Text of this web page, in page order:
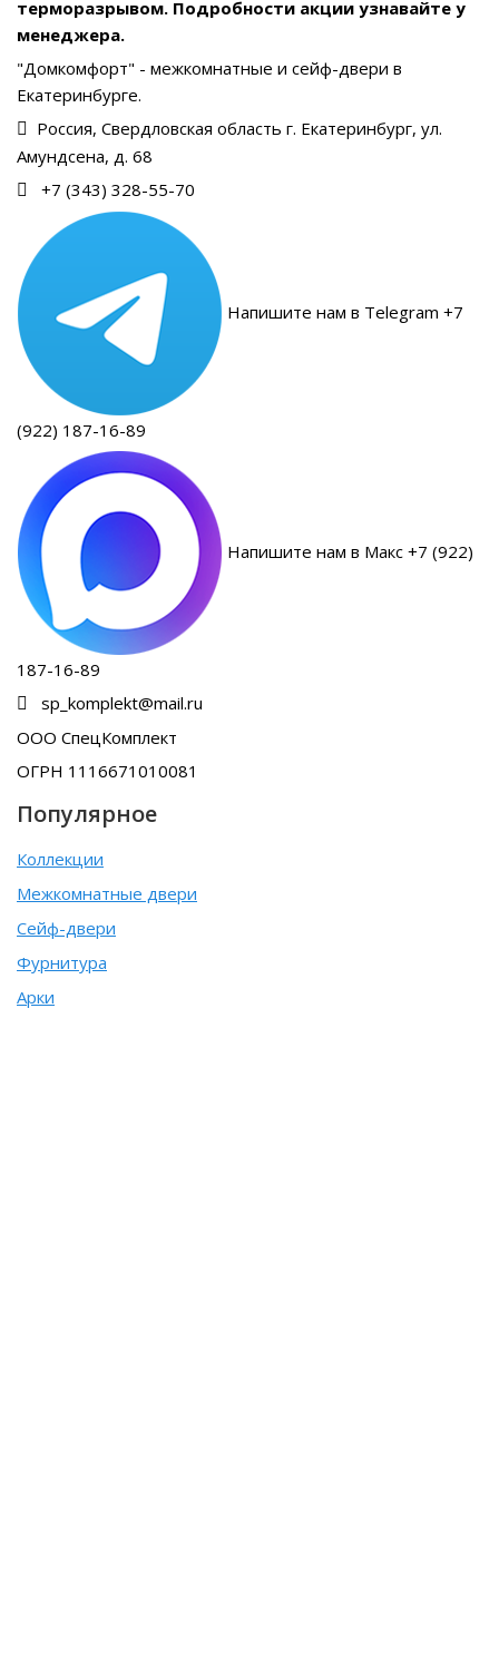
терморазрывом. Подробности акции узнавайте у
менеджера.
"Домкомфорт" - межкомнатные и сейф-двери в
Екатеринбурге.
Россия, Свердловская область г. Екатеринбург, ул.
Амундсена, д. 68
+7 (343) 328-55-70
Напишите нам в Telegram +7
(922) 187-16-89
Напишите нам в Макс +7 (922)
187-16-89
sp_komplekt@mail.ru
ООО СпецКомплект
ОГРН 1116671010081
Популярное
Коллекции
Межкомнатные двери
Сейф-двери
Фурнитура
Арки